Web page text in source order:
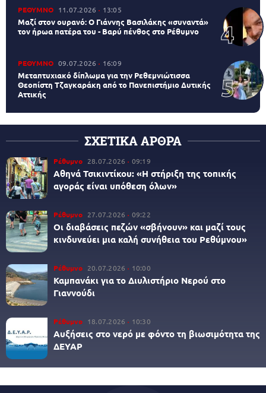
ΡΕΘΥΜΝΟ 11.07.2026 13:05
Μαζί στον ουρανό: Ο Γιάννης Βασιλάκης «συναντά»
τον ήρωα πατέρα του - Βαρύ πένθος στο Ρέθυμνο
ΡΕΘΥΜΝΟ 09.07.2026 16:09
Μεταπτυχιακό δίπλωμα για την Ρεθεμνιώτισσα
Θεοπίστη Τζαγκαράκη από το Πανεπιστήμιο Δυτικής
Αττικής
ΣΧΕΤΙΚΑ ΑΡΘΡΑ
Ρέθυμνο 28.07.2026 09:19
Αθηνά Τσικιντίκου: «Η στήριξη της τοπικής
αγοράς είναι υπόθεση όλων»
Ρέθυμνο 27.07.2026 09:22
Οι διαβάσεις πεζών «σβήνουν» και μαζί τους
κινδυνεύει μια καλή συνήθεια του Ρεθύμνου»
Ρέθυμνο 20.07.2026 10:00
Καμπανάκι για το Διυλιστήριο Νερού στο
Γιαννούδι
Ρέθυμνο 18.07.2026 10:30
Αυξήσεις στο νερό με φόντο τη βιωσιμότητα της
ΔΕΥΑΡ